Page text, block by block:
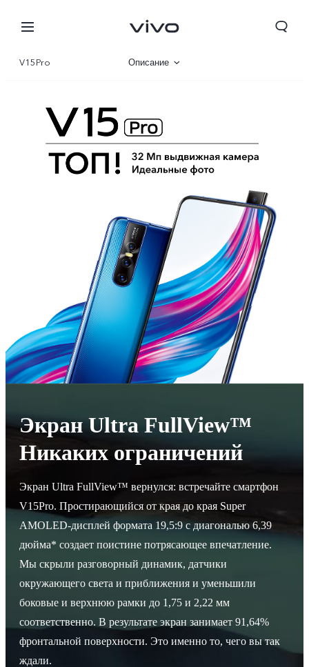
Россия | Выберите страну/регион
V15Pro Описание
Экран Ultra FullView™
Никаких ограничений
Экран Ultra FullView™ вернулся: встречайте смартфон
V15Pro. Простирающийся от края до края Super
AMOLED-дисплей формата 19,5:9 с диагональю 6,39
дюйма* создает поистине потрясающее впечатление.
Мы скрыли разговорный динамик, датчики
окружающего света и приближения и уменьшили
боковые и верхнюю рамки до 1,75 и 2,22 мм
соответственно. В результате экран занимает 91,64%
фронтальной поверхности. Это именно то, чего вы так
ждали.